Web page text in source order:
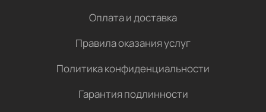
Оплата и доставка
Правила оказания услуг
Политика конфиденциальности
Гарантия подлинности